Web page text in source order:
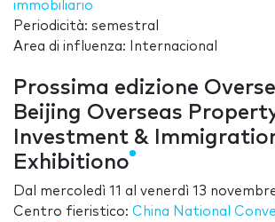
immobiliario
Periodicità: semestral
Area di influenza: Internacional
Prossima edizione
Beijing Overseas
Investment &
Exhibitiono
Dal mercoledì 11 al venerdì 13
Centro fieristico: China National